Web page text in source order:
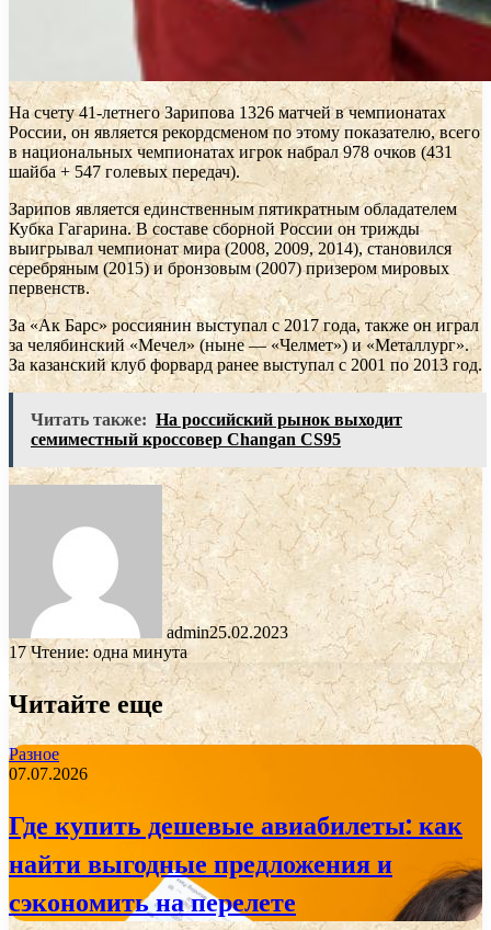
На счету 41-летнего Зарипова 1326 матчей в чемпионатах
России, он является рекордсменом по этому показателю, всего
в национальных чемпионатах игрок набрал 978 очков (431
шайба + 547 голевых передач).
Зарипов является единственным пятикратным обладателем
Кубка Гагарина. В составе сборной России он трижды
выигрывал чемпионат мира (2008, 2009, 2014), становился
серебряным (2015) и бронзовым (2007) призером мировых
первенств.
За «Ак Барс» россиянин выступал с 2017 года, также он играл
за челябинский «Мечел» (ныне — «Челмет») и «Металлург».
За казанский клуб форвард ранее выступал с 2001 по 2013 год.
Читать также: На российский рынок выходит
семиместный кроссовер Changan CS95
admin25.02.2023
17Чтение: одна минута
Читайте еще
Разное
07.07.2026
Где купить дешевые авиабилеты: как
найти выгодные предложения и
сэкономить на перелете